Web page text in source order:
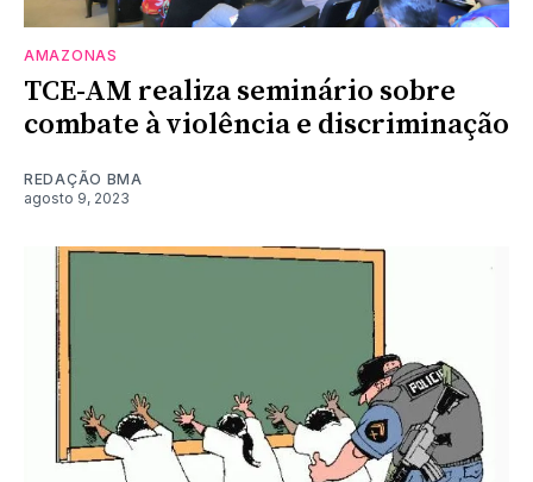
AMAZONAS
TCE-AM realiza seminário sobre
combate à violência e discriminação
REDAÇÃO BMA
agosto 9, 2023